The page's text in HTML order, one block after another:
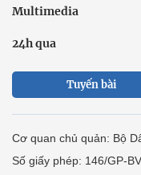
Multimedia
24h qua
Tuyến bài
Cơ quan chủ quản: Bộ
Số giấy phép: 146/GP-